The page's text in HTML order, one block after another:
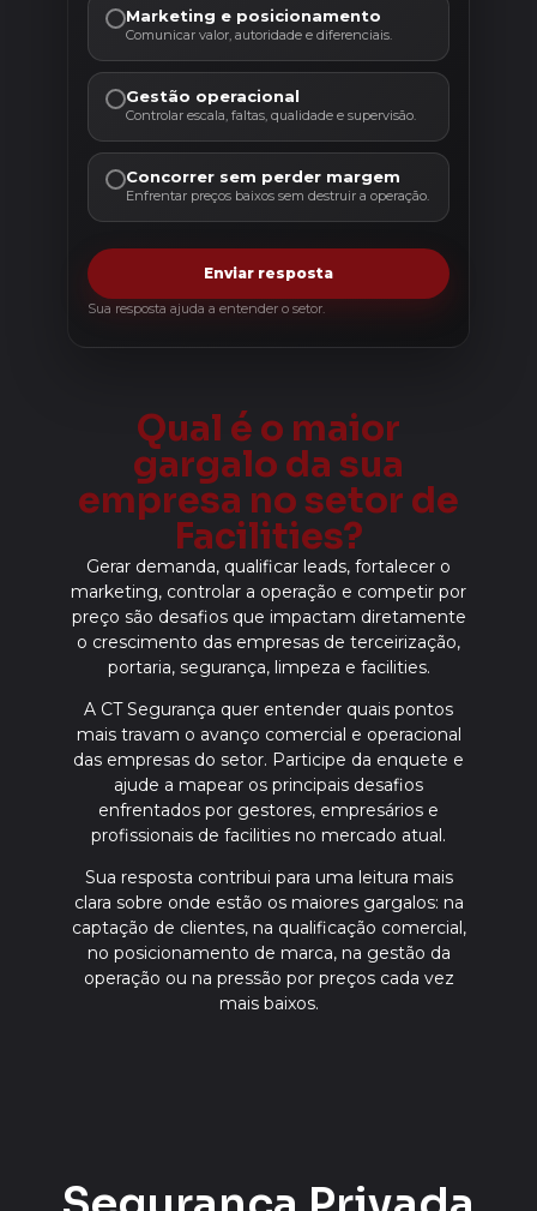
Marketing e posicionamento
Comunicar valor, autoridade e diferenciais.
Gestão operacional
Controlar escala, faltas, qualidade e supervisão.
Concorrer sem perder margem
Enfrentar preços baixos sem destruir a operação.
Enviar resposta
Sua resposta ajuda a entender o setor.
Qual é o maior
gargalo da sua
empresa no setor de
Facilities?
Gerar demanda, qualificar leads, fortalecer o
marketing, controlar a operação e competir por
preço são desafios que impactam diretamente
o crescimento das empresas de terceirização,
portaria, segurança, limpeza e facilities.
A CT Segurança quer entender quais pontos
mais travam o avanço comercial e operacional
das empresas do setor. Participe da enquete e
ajude a mapear os principais desafios
enfrentados por gestores, empresários e
profissionais de facilities no mercado atual.
Sua resposta contribui para uma leitura mais
clara sobre onde estão os maiores gargalos: na
captação de clientes, na qualificação comercial,
no posicionamento de marca, na gestão da
operação ou na pressão por preços cada vez
mais baixos.